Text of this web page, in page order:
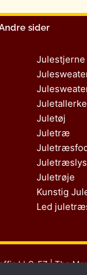
sider
Juletøj
Juletræ
Juletrøje
Kunstig
Led
LLC-FZ | The